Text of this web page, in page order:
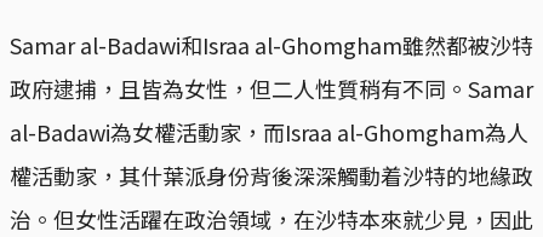
Samar al-Badawi和Israa al-Ghomgham雖然都被沙特
政府逮捕，且皆為女性，但二人性質稍有不同。Samar
al-Badawi為女權活動家，而Israa al-Ghomgham為人
權活動家，其什葉派身份背後深深觸動着沙特的地緣政
治。但女性活躍在政治領域，在沙特本來就少見，因此